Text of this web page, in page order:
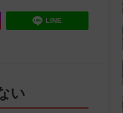
LINE
い